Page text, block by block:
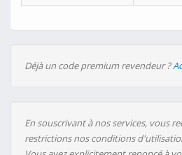
Déjà un code premium revendeur ?
En souscrivant à nos services, vous
restrictions nos conditions